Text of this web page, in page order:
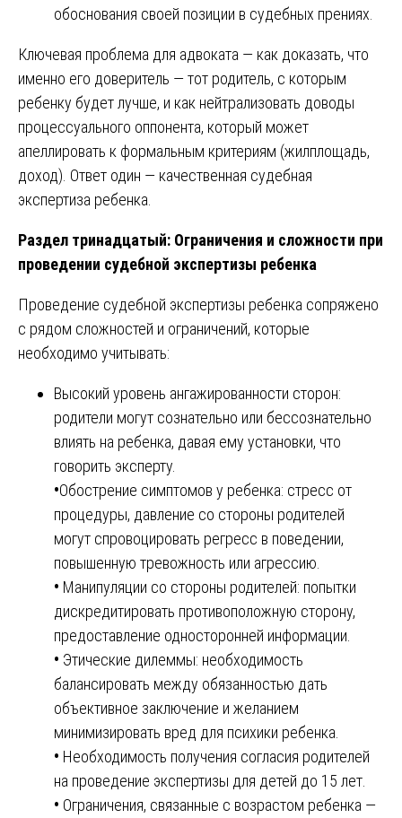
обоснования своей позиции в судебных прениях.
Ключевая проблема для адвоката — как доказать, что
именно его доверитель — тот родитель, с которым
ребенку будет лучше, и как нейтрализовать доводы
процессуального оппонента, который может
апеллировать к формальным критериям (жилплощадь,
доход). Ответ один — качественная судебная
экспертиза ребенка.
Раздел тринадцатый: Ограничения и сложности при
проведении судебной экспертизы ребенка
Проведение судебной экспертизы ребенка сопряжено
с рядом сложностей и ограничений, которые
необходимо учитывать:
Высокий уровень ангажированности сторон:
родители могут сознательно или бессознательно
влиять на ребенка, давая ему установки, что
говорить эксперту.
•Обострение симптомов у ребенка: стресс от
процедуры, давление со стороны родителей
могут спровоцировать регресс в поведении,
повышенную тревожность или агрессию.
• Манипуляции со стороны родителей: попытки
дискредитировать противоположную сторону,
предоставление односторонней информации.
• Этические дилеммы: необходимость
балансировать между обязанностью дать
объективное заключение и желанием
минимизировать вред для психики ребенка.
• Необходимость получения согласия родителей
на проведение экспертизы для детей до 15 лет.
• Ограничения, связанные с возрастом ребенка —